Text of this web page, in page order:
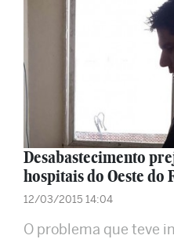
Desabastecimento
hospitais do Oeste do
12/03/2015 14:04
O problema que teve